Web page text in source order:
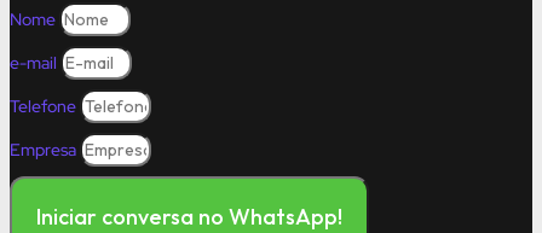
Nome
e-mail
Telefone
Empresa
Iniciar conversa no WhatsApp!